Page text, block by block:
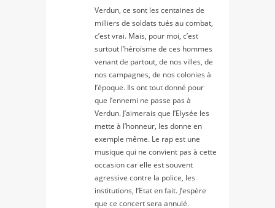
Verdun, ce sont les centaines de
milliers de soldats tués au combat,
c’est vrai. Mais, pour moi, c’est
surtout l’héroïsme de ces hommes
venant de partout, de nos villes, de
nos campagnes, de nos colonies à
l’époque. Ils ont tout donné pour
que l’ennemi ne passe pas à
Verdun. J’aimerais que l’Elysée les
mette à l’honneur, les donne en
exemple même. Le rap est une
musique qui ne convient pas à cette
occasion car elle est souvent
agressive contre la police, les
institutions, l’Etat en fait. J’espère
que ce concert sera annulé.